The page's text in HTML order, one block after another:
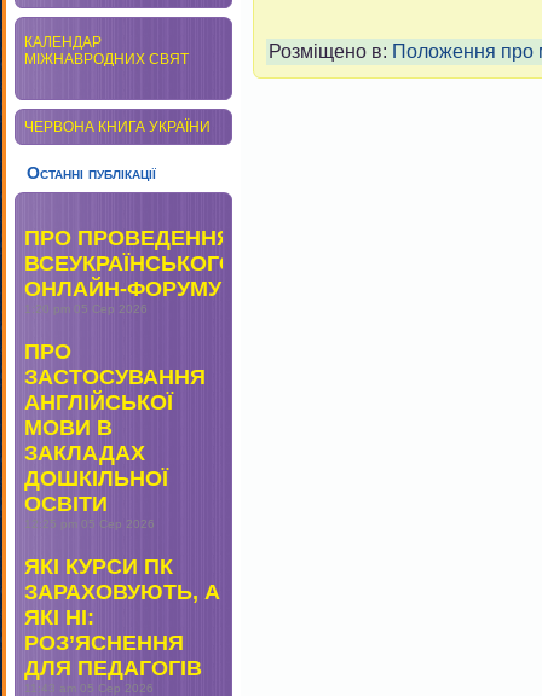
КАЛЕНДАР
МІЖНАВРОДНИХ СВЯТ
ЧЕРВОНА КНИГА УКРАЇНИ
Останні публікації
ПРО ПРОВЕДЕННЯ
ВСЕУКРАЇНСЬКОГО
ОНЛАЙН-ФОРУМУ
1:20 pm 05 Сер 2026
ПРО
ЗАСТОСУВАННЯ
АНГЛІЙСЬКОЇ
МОВИ В
ЗАКЛАДАХ
ДОШКІЛЬНОЇ
ОСВІТИ
12:25 pm 05 Сер 2026
ЯКІ КУРСИ ПК
ЗАРАХОВУЮТЬ, А
ЯКІ НІ:
РОЗ’ЯСНЕННЯ
ДЛЯ ПЕДАГОГІВ
11:43 am 05 Сер 2026
Розміщено в: Положення про